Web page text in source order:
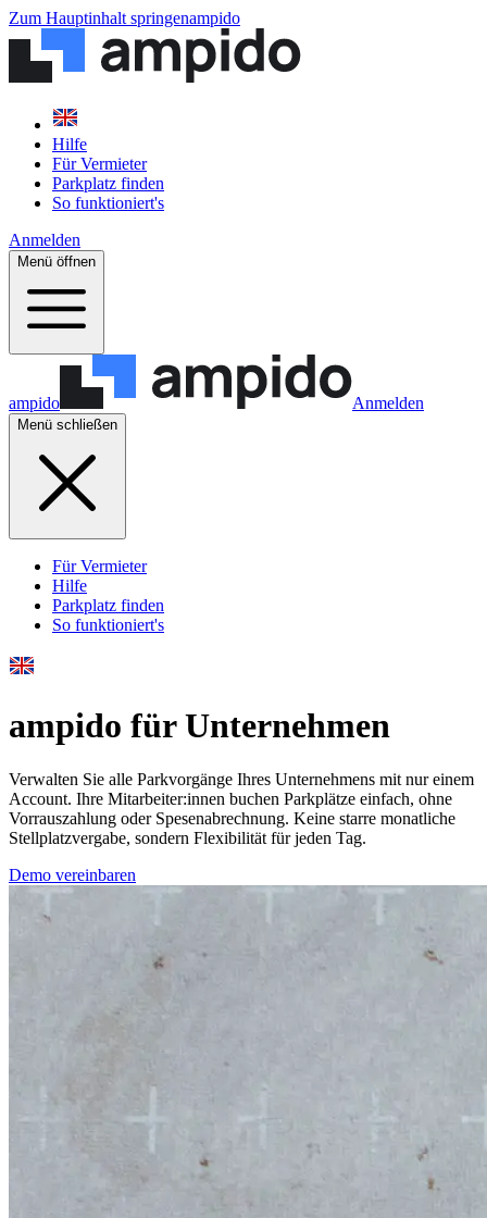
Zum Hauptinhalt springenampido
Hilfe
Für Vermieter
Parkplatz finden
So funktioniert's
Anmelden
Menü öffnen
ampido Anmelden
Menü schließen
Für Vermieter
Hilfe
Parkplatz finden
So funktioniert's
ampido für Unternehmen
Verwalten Sie alle Parkvorgänge Ihres Unternehmens mit nur einem
Account. Ihre Mitarbeiter:innen buchen Parkplätze einfach, ohne
Vorrauszahlung oder Spesenabrechnung. Keine starre monatliche
Stellplatzvergabe, sondern Flexibilität für jeden Tag.
Demo vereinbaren